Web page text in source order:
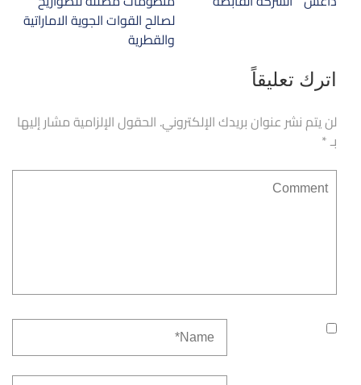
المقالات
لصالح القوات الجوية الاماراتية
والقطرية
اترك تعليقاً
لن يتم نشر عنوان بريدك الإلكتروني. الحقول الإلزامية مشار إليها
بـ*